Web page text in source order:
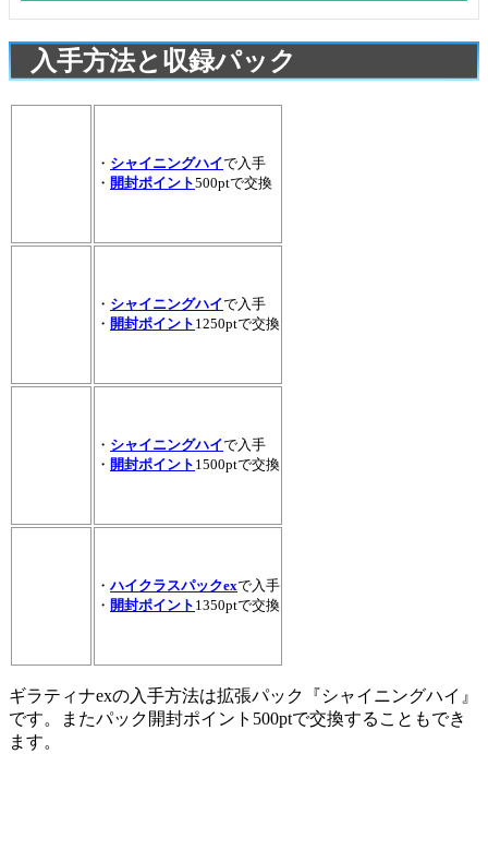
入手方法と収録パック
・ シャイニングハイで入手
・ 開封ポイント500ptで交換
・ シャイニングハイで入手
・ 開封ポイント 1250ptで交換
・ シャイニングハイで入手
・ 開封ポイント 1500ptで交換
・ ハイクラスパックexで入手
・ 開封ポイント 1350ptで交換
ギラティナexの入手方法は拡張パック『シャイニングハイ』
です。またパック開封ポイント500ptで交換することもでき
ます。